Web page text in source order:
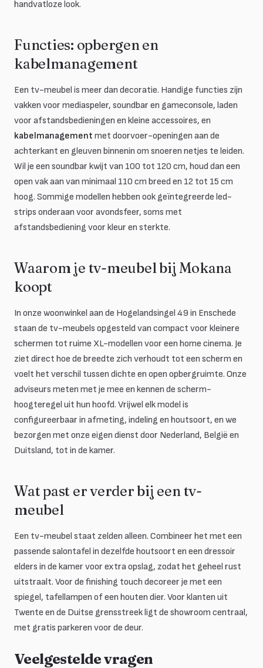
handvatloze look.
Functies: opbergen en
kabelmanagement
Een tv-meubel is meer dan decoratie. Handige functies zijn
vakken voor mediaspeler, soundbar en gameconsole, laden
voor afstandsbedieningen en kleine accessoires, en
kabelmanagement met doorvoer-openingen aan de
achterkant en gleuven binnenin om snoeren netjes te leiden.
Wil je een soundbar kwijt van 100 tot 120 cm, houd dan een
open vak aan van minimaal 110 cm breed en 12 tot 15 cm
hoog. Sommige modellen hebben ook geïntegreerde led-
strips onderaan voor avondsfeer, soms met
afstandsbediening voor kleur en sterkte.
Waarom je tv-meubel bij Mokana
koopt
In onze woonwinkel aan de Hogelandsingel 49 in Enschede
staan de tv-meubels opgesteld van compact voor kleinere
schermen tot ruime XL-modellen voor een home cinema. Je
ziet direct hoe de breedte zich verhoudt tot een scherm en
voelt het verschil tussen dichte en open opbergruimte. Onze
adviseurs meten met je mee en kennen de scherm-
hoogteregel uit hun hoofd. Vrijwel elk model is
configureerbaar in afmeting, indeling en houtsoort, en we
bezorgen met onze eigen dienst door Nederland, België en
Duitsland, tot in de kamer.
Wat past er verder bij een tv-
meubel
Een tv-meubel staat zelden alleen. Combineer het met een
passende salontafel in dezelfde houtsoort en een dressoir
elders in de kamer voor extra opslag, zodat het geheel rust
uitstraalt. Voor de finishing touch decoreer je met een
spiegel, tafellampen of een houten dier. Voor klanten uit
Twente en de Duitse grensstreek ligt de showroom centraal,
met gratis parkeren voor de deur.
Veelgestelde vragen